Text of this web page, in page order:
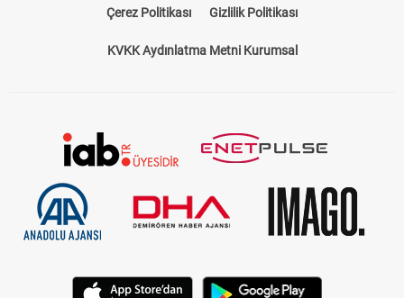
Çerez Politikası Gizlilik Politikası
KVKK Aydınlatma Metni Kurumsal